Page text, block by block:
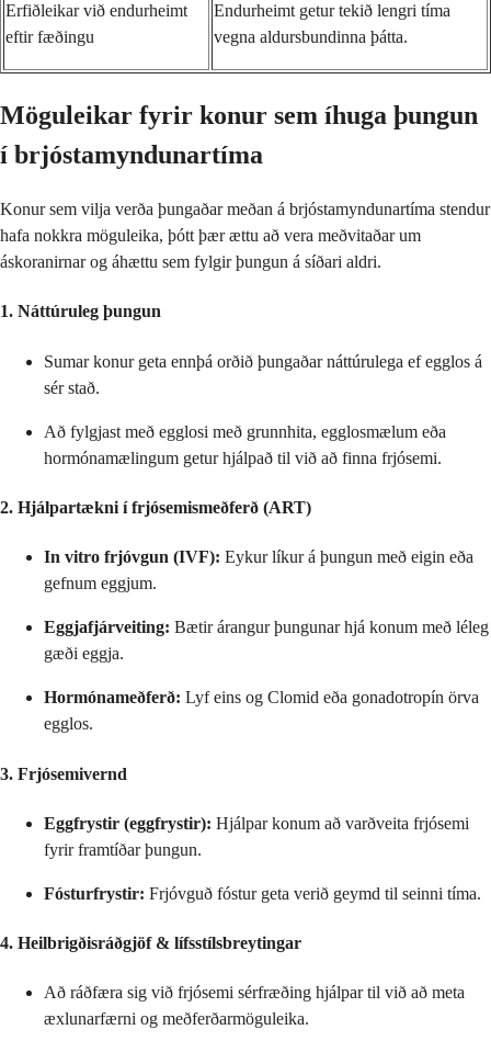
Erfiðleikar við endurheimt
eftir fæðingu
Endurheimt getur tekið lengri tíma
vegna aldursbundinna þátta.
Möguleikar fyrir konur sem íhuga þungun
í brjóstamyndunartíma
Konur sem vilja verða þungaðar meðan á brjóstamyndunartíma stendur
hafa nokkra möguleika, þótt þær ættu að vera meðvitaðar um
áskoranirnar og áhættu sem fylgir þungun á síðari aldri.
1. Náttúruleg þungun
Sumar konur geta ennþá orðið þungaðar náttúrulega ef egglos á
sér stað.
Að fylgjast með egglosi með grunnhita, egglosmælum eða
hormónamælingum getur hjálpað til við að finna frjósemi.
2. Hjálpartækni í frjósemismeðferð (ART)
In vitro frjóvgun (IVF): Eykur líkur á þungun með eigin eða
gefnum eggjum.
Eggjafjárveiting: Bætir árangur þungunar hjá konum með léleg
gæði eggja.
Hormónameðferð: Lyf eins og Clomid eða gonadotropín örva
egglos.
3. Frjósemivernd
Eggfrystir (eggfrystir): Hjálpar konum að varðveita frjósemi
fyrir framtíðar þungun.
Fósturfrystir: Frjóvguð fóstur geta verið geymd til seinni tíma.
4. Heilbrigðisráðgjöf & lífsstílsbreytingar
Að ráðfæra sig við frjósemi sérfræðing hjálpar til við að meta
æxlunarfærni og meðferðarmöguleika.